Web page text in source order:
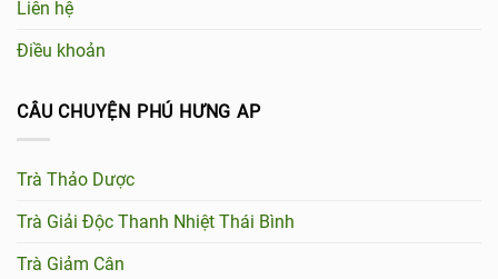
Liên hệ
Điều khoản
CÂU CHUYỆN PHÚ HƯNG AP
Trà Thảo Dược
Trà Giải Độc Thanh Nhiệt Thái Bình
Trà Giảm Cân